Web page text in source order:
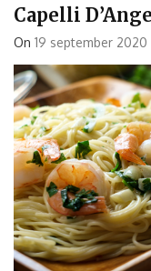
Capelli
On 19 september 2020